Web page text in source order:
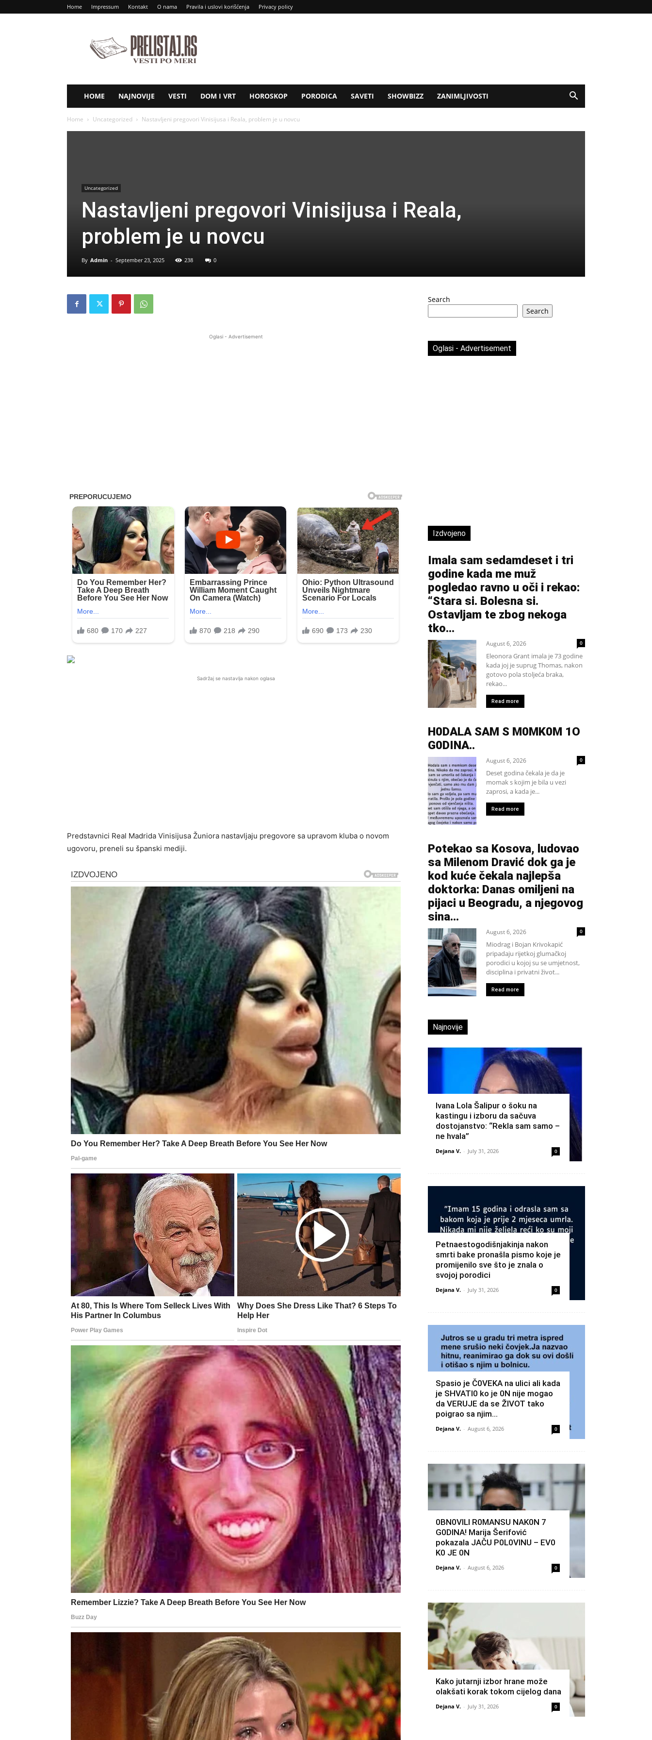
Home Impressum Kontakt O nama Pravila i uslovi korišćenja Privacy policy
RS
HOME NAJNOVIJE VESTI DOM I VRT HOROSKOP PORODICA SAVETI SHOWBIZZ ZANIMLJIVOSTI
Home Uncategorized Nastavljeni pregovori Vinisijusa i Reala, problem je u novcu
Uncategorized
Nastavljeni pregovori Vinisijusa i Reala,
problem je u novcu
By Admin - September 23, 2025 238 0
Oglasi - Advertisement
Sadržaj se nastavlja nakon oglasa
Predstavnici Real Madrida Vinisijusa Žuniora nastavljaju pregovore sa upravom kluba o novom
ugovoru, preneli su španski mediji.
Search
Search
Oglasi - Advertisement
Izdvojeno
Imala sam sedamdeset i tri
godine kada me muž
pogledao ravno u oči i rekao:
“Stara si. Bolesna si.
Ostavljam te zbog nekoga
tko...
August 6, 2026 0
Eleonora Grant imala je 73 godine
kada joj je suprug Thomas, nakon
gotovo pola stoljeća braka,
rekao...
Read more
H0DALA SAM S M0MK0M 1O
G0DINA..
August 6, 2026 0
Deset godina čekala je da je
momak s kojim je bila u vezi
zaprosi, a kada je...
Read more
Potekao sa Kosova, ludovao
sa Milenom Dravić dok ga je
kod kuće čekala najlepša
doktorka: Danas omiljeni na
pijaci u Beogradu, a njegovog
sina...
August 6, 2026 0
Miodrag i Bojan Krivokapić
pripadaju rijetkoj glumačkoj
porodici u kojoj su se umjetnost,
disciplina i privatni život...
Read more
Najnovije
Ivana Lola Šalipur o šoku na
kastingu i izboru da sačuva
dostojanstvo: “Rekla sam samo –
ne hvala”
Dejana V. - July 31, 2026 0
Petnaestogodišnjakinja nakon
smrti bake pronašla pismo koje je
promijenilo sve što je znala o
svojoj porodici
Dejana V. - July 31, 2026 0
Spasio je Č0VEKA na ulici ali kada
je SHVATI0 ko je 0N nije mogao
da VERUJE da se ŽIVOT tako
poigrao sa njim…
Dejana V. - August 6, 2026 0
0BN0VlLl R0MANSU NAK0N 7
G0DlNA! Marija Šerifović
pokazala JAČU P0L0VINU – EV0
K0 JE 0N
Dejana V. - August 6, 2026 0
Kako jutarnji izbor hrane može
olakšati korak tokom cijelog dana
Dejana V. - July 31, 2026 0